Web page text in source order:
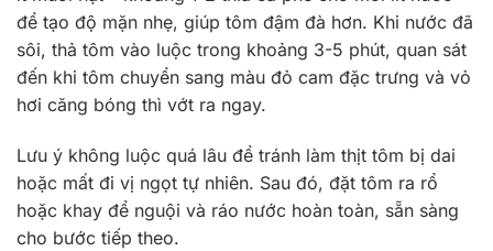
để tạo độ mặn nhẹ, giúp tôm đậm đà hơn. Khi nước đã
sôi, thả tôm vào luộc trong khoảng 3-5 phút, quan sát
đến khi tôm chuyển sang màu đỏ cam đặc trưng và vỏ
hơi căng bóng thì vớt ra ngay.
Lưu ý không luộc quá lâu để tránh làm thịt tôm bị dai
hoặc mất đi vị ngọt tự nhiên. Sau đó, đặt tôm ra rổ
hoặc khay để nguội và ráo nước hoàn toàn, sẵn sàng
cho bước tiếp theo.